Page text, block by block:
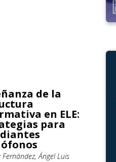
de la
en ELE:
para
Fernández, Ángel Luis